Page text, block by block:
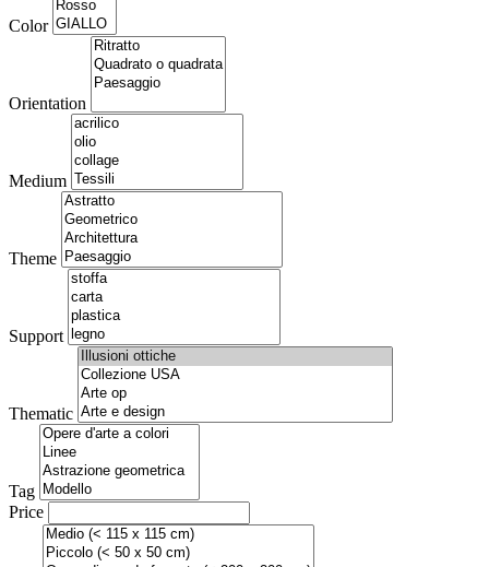
Color
Orientation
Medium
Theme
Support
Thematic
Tag
Price